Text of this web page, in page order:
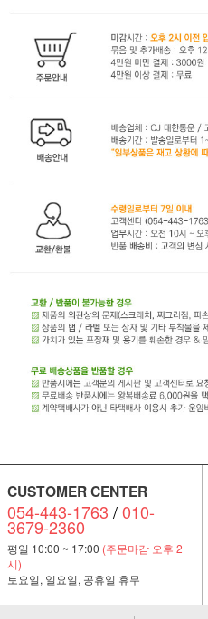
CUSTOMER CENTER
054-443-1763 /010-
3679-2360
평일 10:00 ~ 17:00 (주문마감 오후 2
시)
토요일, 일요일, 공휴일 휴무